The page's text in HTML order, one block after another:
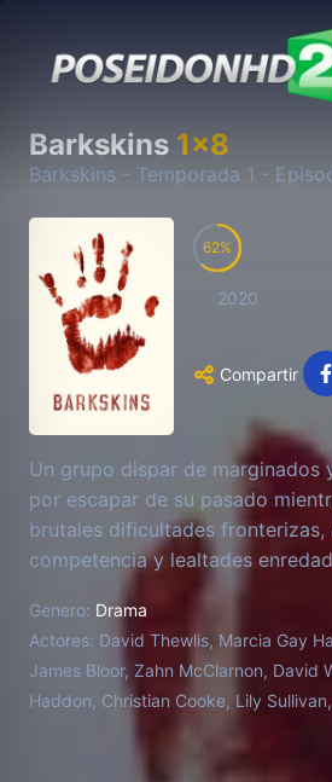
Barkskins 1x8
Barkskins - Temporada 1 -
62
2020
Compartir
Un grupo dispar de marginados
por escapar de su pasado
brutales dificultades fronterizas,
competencia y lealtades
encrucijada de la civilización: el
Basado en la novela de la
Annie Proulx.
Genero: Drama
Actores: David Thewlis, Marcia Gay
James Bloor, Zahn McClarnon, David
Haddon, Christian Cooke, Lily